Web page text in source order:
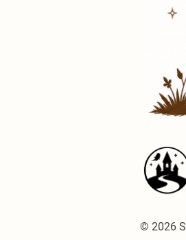
© 2026